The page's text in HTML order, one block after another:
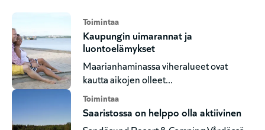
Toimintaa
Kaupungin uimarannat ja
luontoelämykset
Maarianhaminassa viheralueet ovat
kautta aikojen olleet...
Toimintaa
Saaristossa on helppo olla aktiivinen